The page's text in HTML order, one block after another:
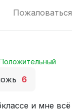
Пожаловаться
6
и мне всё